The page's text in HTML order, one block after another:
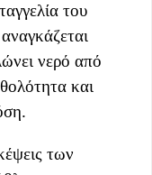
του
νερό από
και
των